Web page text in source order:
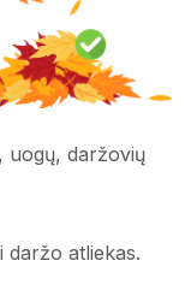
atliekos
uogų, daržovių
daržo atliekas.